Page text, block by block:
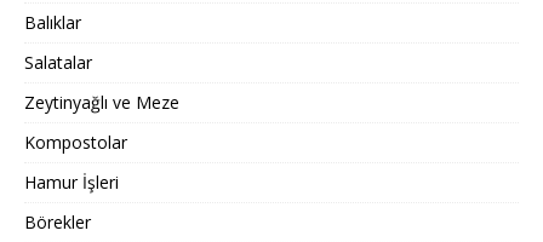
Balıklar
Salatalar
Zeytinyağlı ve Meze
Kompostolar
Hamur İşleri
Börekler